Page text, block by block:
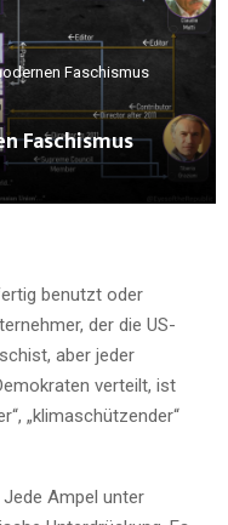
Faschismus
Faschismus
benutzt oder
der die US-
aber jeder
verteilt, ist
„klimaschützender“
Jede Ampel unter